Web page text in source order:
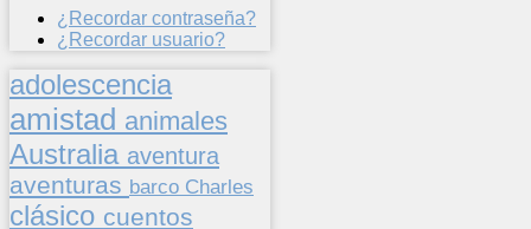
¿Recordar contraseña?
¿Recordar usuario?
adolescencia
amistad animales
Australia aventura
aventuras barco Charles
clásico cuentos